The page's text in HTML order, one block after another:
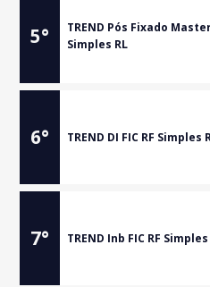
5°
TREND Pós Fixado
Simples RL
6° TREND DI FIC RF Simples
7° TREND Inb FIC RF Simples